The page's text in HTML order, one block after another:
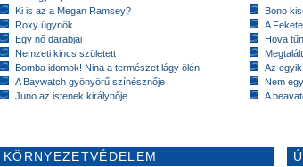
Ki is az a Megan Ramsey?
Roxy ügynök
Egy nő darabjai
Nemzeti kincs született
Bomba idomok! Nina a természet lágy ölén
A Baywatch gyönyörű színésznője
Juno az istenek királynője
Bono
A
Hova
Az
Nem
A
KÖRNYEZETVÉDELEM